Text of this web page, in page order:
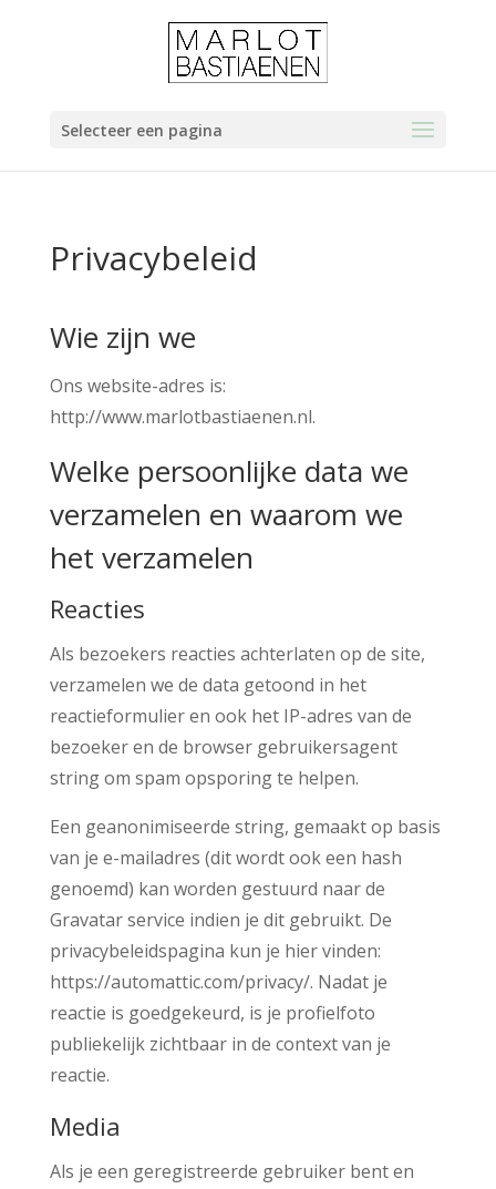
Selecteer een pagina
Privacybeleid
Wie zijn we
Ons website-adres is:
http://www.marlotbastiaenen.nl.
Welke persoonlijke data we
verzamelen en waarom we
het verzamelen
Reacties
Als bezoekers reacties achterlaten op de site,
verzamelen we de data getoond in het
reactieformulier en ook het IP-adres van de
bezoeker en de browser gebruikersagent
string om spam opsporing te helpen.
Een geanonimiseerde string, gemaakt op basis
van je e-mailadres (dit wordt ook een hash
genoemd) kan worden gestuurd naar de
Gravatar service indien je dit gebruikt. De
privacybeleidspagina kun je hier vinden:
https://automattic.com/privacy/. Nadat je
reactie is goedgekeurd, is je profielfoto
publiekelijk zichtbaar in de context van je
reactie.
Media
Als je een geregistreerde gebruiker bent en